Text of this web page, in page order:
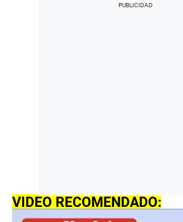
VIDEO RECOMENDADO: